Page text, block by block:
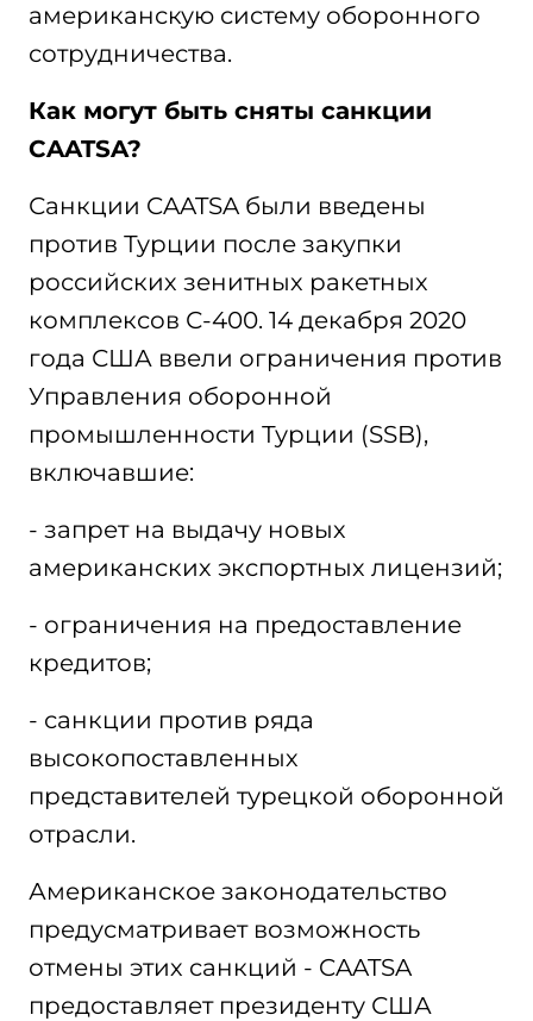
американскую систему оборонного
сотрудничества.
Как могут быть сняты санкции
CAATSA?
Санкции CAATSA были введены
против Турции после закупки
российских зенитных ракетных
комплексов С-400. 14 декабря 2020
года США ввели ограничения против
Управления оборонной
промышленности Турции (SSB),
включавшие:
- запрет на выдачу новых
американских экспортных лицензий;
- ограничения на предоставление
кредитов;
- санкции против ряда
высокопоставленных
представителей турецкой оборонной
отрасли.
Американское законодательство
предусматривает возможность
отмены этих санкций - CAATSA
предоставляет президенту США